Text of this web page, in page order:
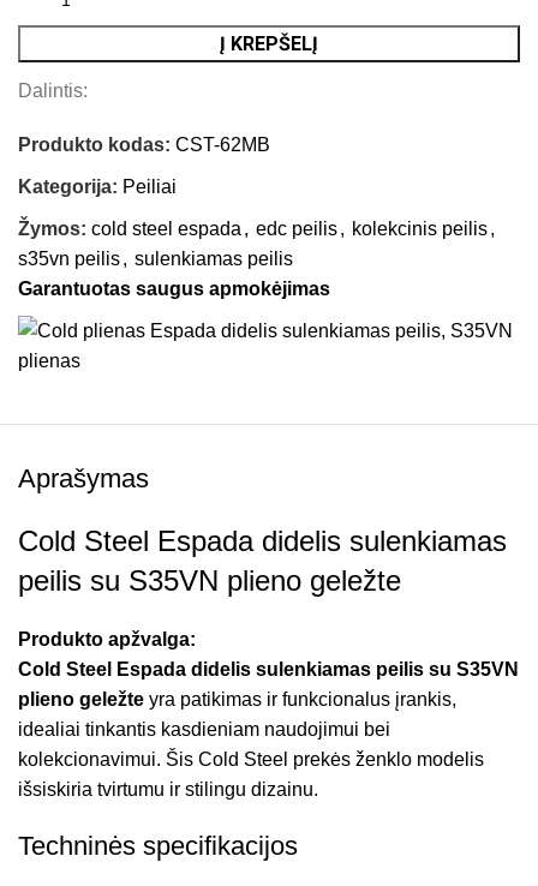
Į KREPŠELĮ
Dalintis:
Produkto kodas:CST-62MB
Kategorija: Peiliai
Žymos: cold steel espada , edc peilis, kolekcinis peilis,
s35vn peilis, sulenkiamas peilis
Garantuotas saugus apmokėjimas
Aprašymas
Cold Steel Espada didelis sulenkiamas
peilis su S35VN plieno geležte
Produkto apžvalga:
Cold Steel Espada didelis sulenkiamas peilis su S35VN
plieno geležte yra patikimas ir funkcionalus įrankis,
idealiai tinkantis kasdieniam naudojimui bei
kolekcionavimui. Šis Cold Steel prekės ženklo modelis
išsiskiria tvirtumu ir stilingu dizainu.
Techninės specifikacijos